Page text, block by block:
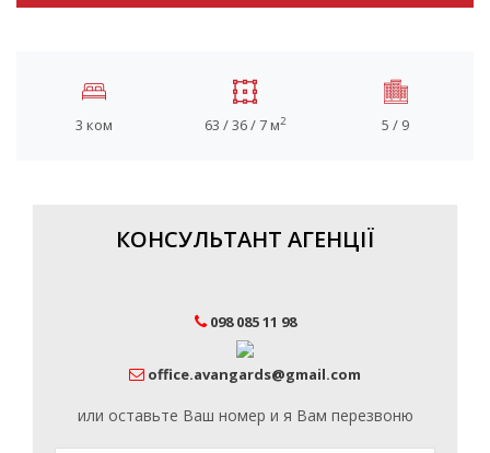
3 ком 63 / 36 / 7 м2 5 / 9
КОНСУЛЬТАНТ АГЕНЦІЇ
098 085 11 98
office.avangards@gmail.com
или оставьте Ваш номер и я Вам перезвоню